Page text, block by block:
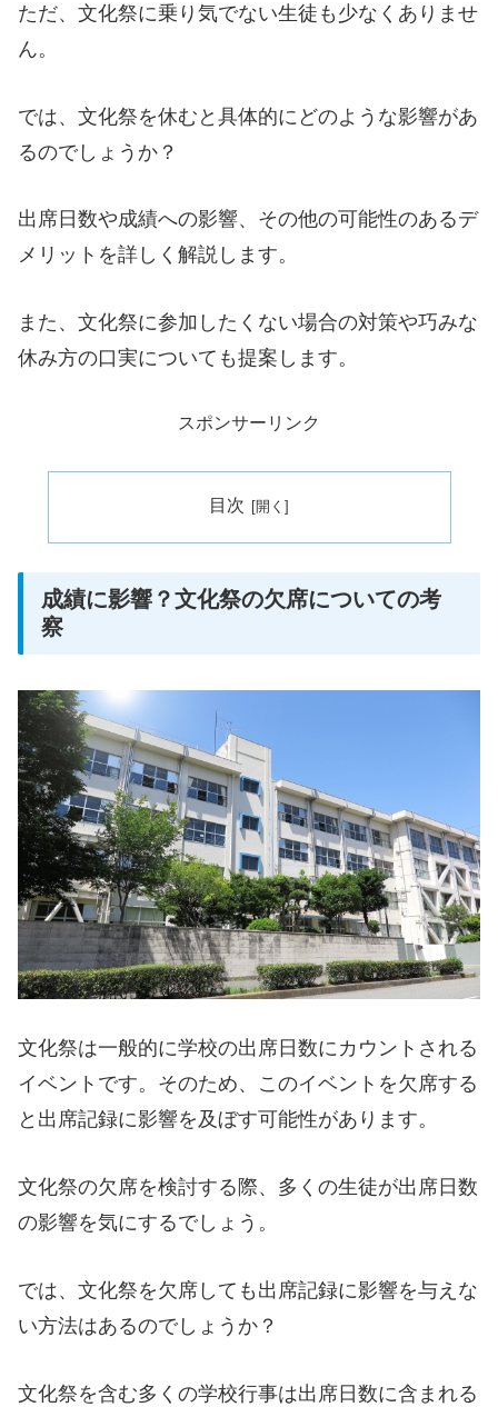
ただ、文化祭に乗り気でない生徒も少なくありませ
ん。
では、文化祭を休むと具体的にどのような影響があ
るのでしょうか？
出席日数や成績への影響、その他の可能性のあるデ
メリットを詳しく解説します。
また、文化祭に参加したくない場合の対策や巧みな
休み方の口実についても提案します。
スポンサーリンク
目次
成績に影響？文化祭の欠席についての考
察
文化祭は一般的に学校の出席日数にカウントされる
イベントです。そのため、このイベントを欠席する
と出席記録に影響を及ぼす可能性があります。
文化祭の欠席を検討する際、多くの生徒が出席日数
の影響を気にするでしょう。
では、文化祭を欠席しても出席記録に影響を与えな
い方法はあるのでしょうか？
文化祭を含む多くの学校行事は出席日数に含まれる